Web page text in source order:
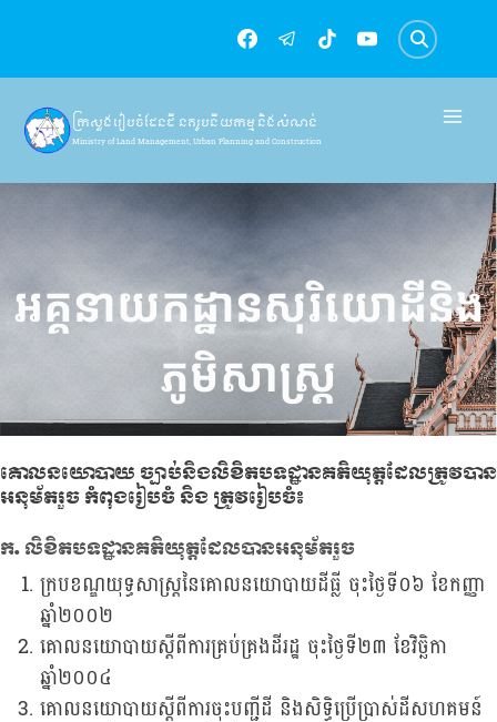
content
ក្រសួងរៀបចំដែនដី នគរូបនីយកម្ម និងសំណង់
Ministry of Land Management, Urban Planning and Construction
អគ្គនាយកដ្ឋាន​​សុរិយោដីនិង
ភូមិសាស្រ្ត
គោលនយោបាយ ច្បាប់និងលិខិតបទដ្ឋានគតិយុត្តដែលត្រូវបាន
អនុម័តរួច កំពុងរៀបចំ និង ត្រូវរៀបចំ​៖
ក. លិខិតបទដ្ឋានគតិយុត្តដែលបានអនុម័តរួច
ក្របខណ្ឌយុទ្ធសាស្រ្តនៃគោលនយោបាយដីធ្លី ចុះថ្ងៃទី០៦ ខែកញ្ញា
ឆ្នាំ២០០២
គោលនយោបាយស្តីពីការគ្រប់គ្រងដីរដ្ឋ ចុះថ្ងៃទី២៣ ខែវិច្ឆិកា
ឆ្នាំ២០០៤
គោលនយោបាយស្តីពីការចុះបញ្ជីដី និងសិទ្ធិប្រើប្រាស់ដីសហគមន៍